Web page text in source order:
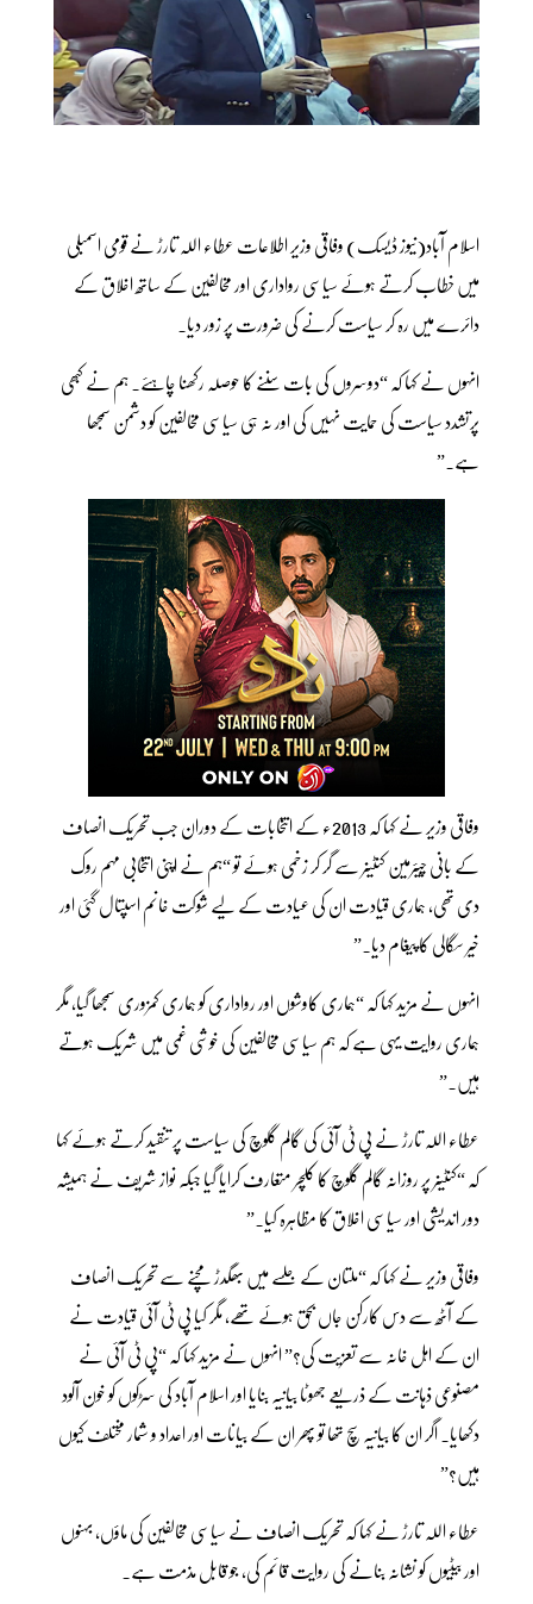
اسلام آباد(نیوز ڈیسک) وفاقی وزیر اطلاعات عطاء اللہ تارڑ نے قومی اسمبلی
میں خطاب کرتے ہوئے سیاسی رواداری اور مخالفین کے ساتھ اخلاق کے
دائرے میں رہ کر سیاست کرنے کی ضرورت پر زور دیا۔
انہوں نے کہا کہ “دوسروں کی بات سننے کا حوصلہ رکھنا چاہئے۔ ہم نے کبھی
پرتشدد سیاست کی حمایت نہیں کی اور نہ ہی سیاسی مخالفین کو دشمن سمجھا
ہے۔”
وفاقی وزیر نے کہا کہ 2013ء کے انتخابات کے دوران جب تحریک انصاف
کے بانی چیئرمین کنٹینر سے گر کر زخمی ہوئے تو “ہم نے اپنی انتخابی مہم روک
دی تھی، ہماری قیادت ان کی عیادت کے لیے شوکت خانم اسپتال گئی اور
خیر سگالی کا پیغام دیا۔”
انہوں نے مزید کہا کہ “ہماری کاوشوں اور رواداری کو ہماری کمزوری سمجھا گیا، مگر
ہماری روایت یہی ہے کہ ہم سیاسی مخالفین کی خوشی غمی میں شریک ہوتے
ہیں۔”
عطاء اللہ تارڑ نے پی ٹی آئی کی گالم گلوچ کی سیاست پر تنقید کرتے ہوئے کہا
کہ “کنٹینر پر روزانہ گالم گلوچ کا کلچر متعارف کرایا گیا جبکہ نواز شریف نے ہمیشہ
دور اندیشی اور سیاسی اخلاق کا مظاہرہ کیا۔”
وفاقی وزیر نے کہا کہ “ملتان کے جلسے میں بھگدڑ مچنے سے تحریک انصاف
کے آٹھ سے دس کارکن جاں بحق ہوئے تھے، مگر کیا پی ٹی آئی قیادت نے
ان کے اہل خانہ سے تعزیت کی؟” انہوں نے مزید کہا کہ “پی ٹی آئی نے
مصنوعی ذہانت کے ذریعے جھوٹا بیانیہ بنایا اور اسلام آباد کی سڑکوں کو خون آلود
دکھایا۔ اگر ان کا بیانیہ سچ تھا تو پھر ان کے بیانات اور اعداد و شمار مختلف کیوں
ہیں؟”
عطاء اللہ تارڑ نے کہا کہ تحریک انصاف نے سیاسی مخالفین کی ماؤں، بہنوں
اور بیٹیوں کو نشانہ بنانے کی روایت قائم کی، جو قابل مذمت ہے۔